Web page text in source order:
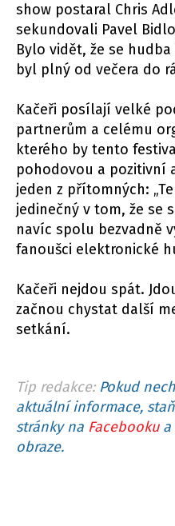
show postaral Chris
sekundovali Pavel
Bylo vidět, že se
byl plný od večera do
Kačeři posílají velké
partnerům a celému
kterého by tento
pohodovou a pozitivní
jeden z přítomných:
jedinečný v tom, že se
navíc spolu bezvadně
fanoušci elektronické
Kačeři nejdou spát.
začnou chystat další
setkání.
Tip redakce: Pokud
aktuální informace,
stránky na Facebookua
obraze.